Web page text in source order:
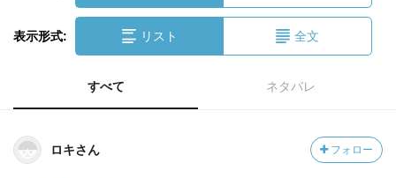
表示形式: リスト 全文
すべて ネタバレ
ロキさん フォロー